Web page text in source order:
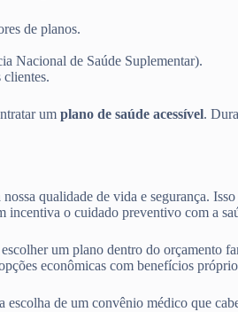
de planos.
Nacional de Saúde Suplementar).
clientes.
um plano de saúde acessível.
qualidade de vida e segurança.
incentiva o cuidado preventivo com a
escolher um plano dentro do
econômicas com benefícios
escolha de um convênio médico que